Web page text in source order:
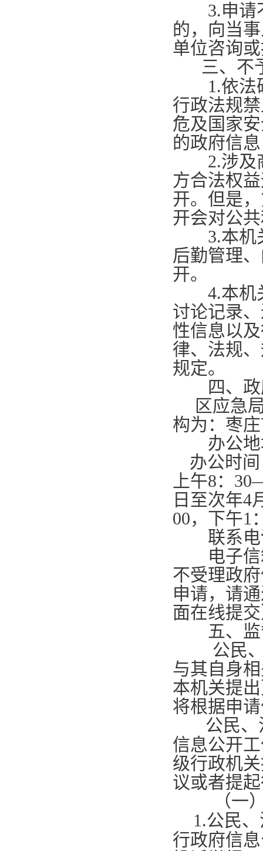
3.申请
的，向当
单位咨询
三、不
1.依法
行政法规
危及国家
的政府信
2.涉及
方合法权
开。但是
开会对公
3.本机
后勤管理
开。
4.本机
讨论记录
性信息以
律、法规
规定。
四、政
区应急局
构为：枣
办公地
办公时
上午8：
日至次年4
00，下午1
联系电
电子信箱
不受理政
申请，请
面在线提
五、监
公民、
与其自身
本机关提
将根据申
公民
信息公开
级行政机
议或者提
（一
1.公民
行政府信